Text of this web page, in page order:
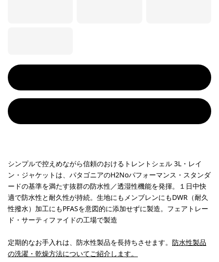
シンプルで控えめながら信頼のおけるトレントシェル 3L・レイ
ン・ジャケットは、パタゴニアのH2Noパフォーマンス・スタンダ
ードの基準を満たす抜群の防水性／透湿性機能を発揮。１日中快
適で防水性と耐久性が持続。生地にもメンブレンにもDWR（耐久
性撥水）加工にもPFASを意図的に添加せずに製造。フェアトレー
ド・サーティファイドの工場で製造
定期的なお手入れは、防水性製品を長持ちさせます。 防水性製品
の洗濯・乾燥方法についてご紹介します。